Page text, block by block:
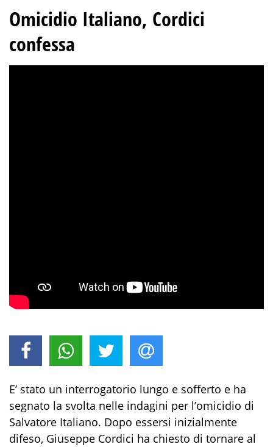
Omicidio Italiano, Cordici
confessa
E’ stato un interrogatorio lungo e sofferto e ha
segnato la svolta nelle indagini per l’omicidio di
Salvatore Italiano. Dopo essersi inizialmente
difeso, Giuseppe Cordici ha chiesto di tornare al